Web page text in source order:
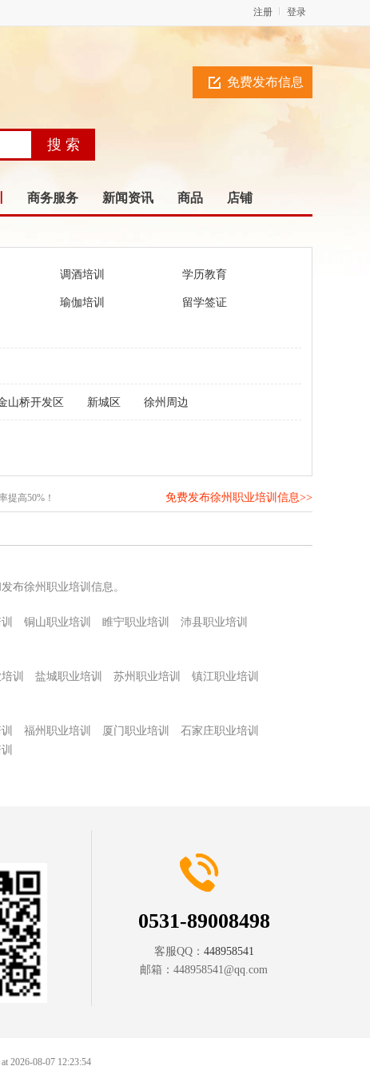
登录
注册
免费发布信息
商务服务 新闻资讯 商品 店铺
调酒培训 学历教育
瑜伽培训 留学签证
山桥开发区 新城区 徐州周边
提高50%！ 免费发布徐州职业培训信息>>
布徐州职业培训信息。
铜山职业培训 睢宁职业培训
沛县职业培训
训 盐城职业培训 苏州职业培训
镇江职业培训
福州职业培训 厦门职业培训
石家庄职业培训
0531-89008498
客服QQ： 448958541
邮箱： 448958541@qq.com
2026-08-07 12:23:54